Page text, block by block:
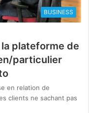
BUSINESS
plateforme de
particulier
en relation de
clients ne sachant pas